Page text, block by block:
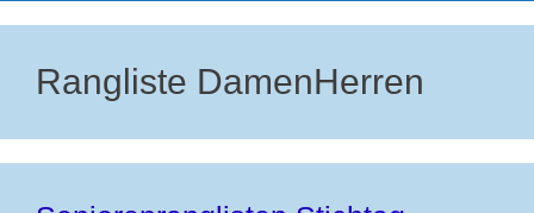
Rangliste DamenHerren